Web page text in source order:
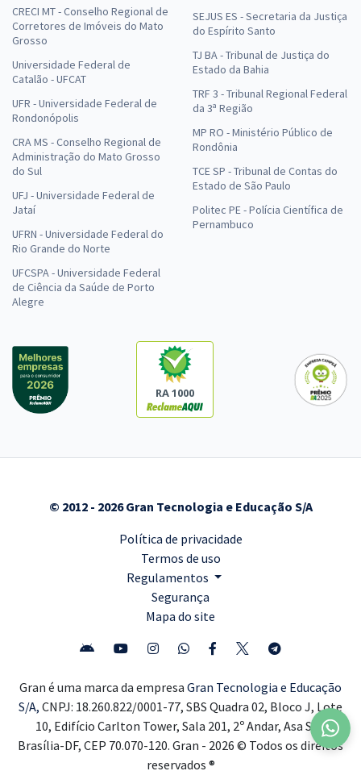
CRECI MT - Conselho Regional de
Corretores de Imóveis do Mato
Grosso
Universidade Federal de
Catalão - UFCAT
UFR - Universidade Federal de
Rondonópolis
CRA MS - Conselho Regional de
Administração do Mato Grosso
do Sul
UFJ - Universidade Federal de
Jataí
UFRN - Universidade Federal do
Rio Grande do Norte
UFCSPA - Universidade Federal
de Ciência da Saúde de Porto
Alegre
SEJUS ES - Secretaria da Justiça
do Espírito Santo
TJ BA - Tribunal de Justiça do
Estado da Bahia
TRF 3 - Tribunal Regional Federal
da 3ª Região
MP RO - Ministério Público de
Rondônia
TCE SP - Tribunal de Contas do
Estado de São Paulo
Politec PE - Polícia Científica de
Pernambuco
RA 1000
© 2012 - 2026 Gran Tecnologia e Educação S/A
Política de privacidade
Termos de uso
Regulamentos
Segurança
Mapa do site
Gran é uma marca da empresa Gran Tecnologia e Educação
S/A, CNPJ: 18.260.822/0001-77, SBS Quadra 02, Bloco J, Lote
10, Edifício Carlton Tower, Sala 201, 2º Andar, Asa Sul,
Brasília-DF, CEP 70.070-120. Gran - 2026 © Todos os direitos
reservados ®